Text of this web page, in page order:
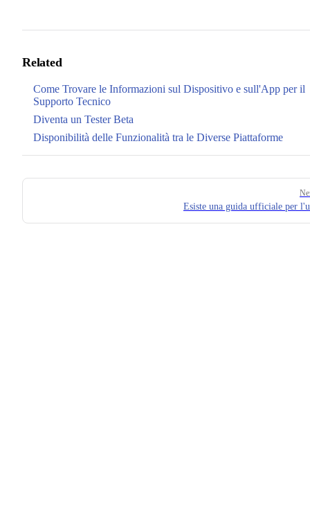
Related
Come Trovare le Informazioni sul Dispositivo e sull'App per il
Supporto Tecnico
Diventa un Tester Beta
Disponibilità delle Funzionalità tra le Diverse Piattaforme
Pager
Esiste una guida ufficiale per